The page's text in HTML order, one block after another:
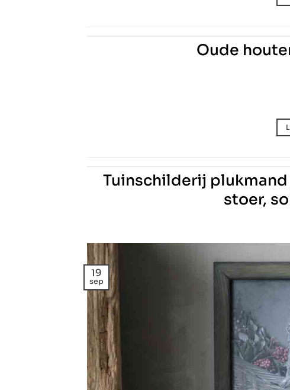
Oude
Tuinschilderij
stoer,
19
sep